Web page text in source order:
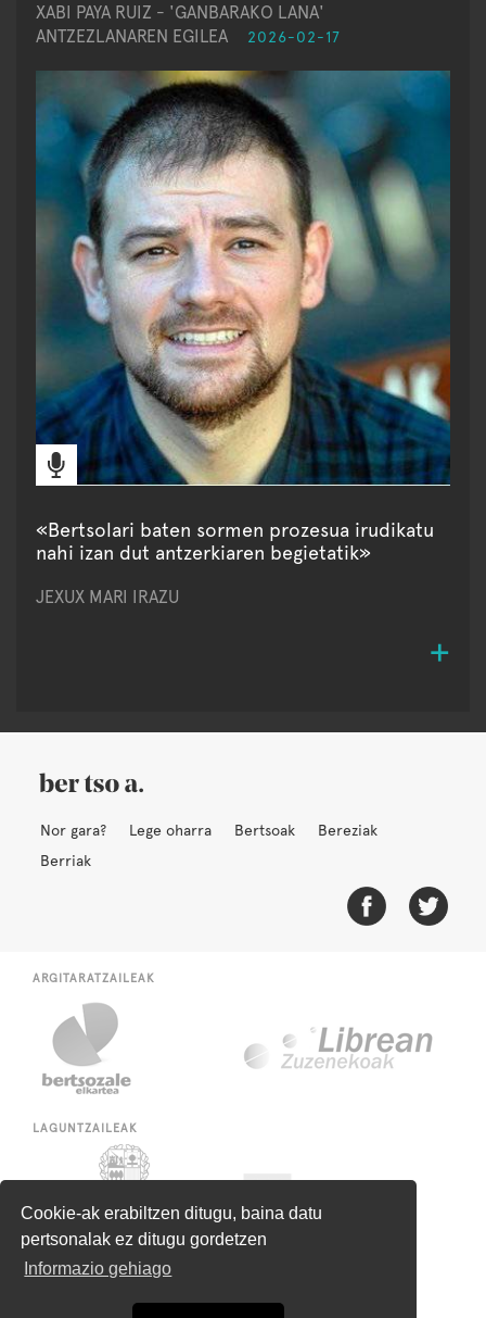
Cookie-ak erabiltzen ditugu, baina datu
pertsonalak ez ditugu gordetzen
Informazio gehiago
XABI PAYA RUIZ - 'GANBARAKO LANA'
ANTZEZLANAREN EGILEA
2026-02-17
«Bertsolari baten sormen prozesua irudikatu
nahi izan dut antzerkiaren begietatik»
JEXUX MARI IRAZU
Nor gara? Lege oharra Bertsoak
Bereziak
Berriak
ARGITARATZAILEAK
LAGUNTZAILEAK